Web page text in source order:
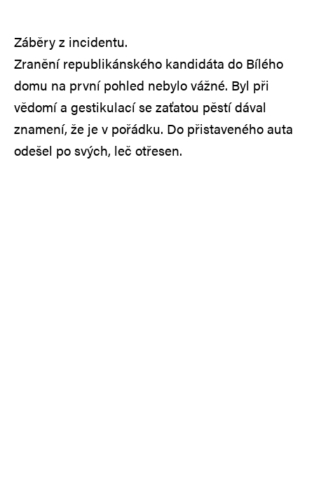
Záběry z incidentu.
Zranění republikánského kandidáta do Bílého
domu na první pohled nebylo vážné. Byl při
vědomí a gestikulací se zaťatou pěstí dával
znamení, že je v pořádku. Do přistaveného auta
odešel po svých, leč otřesen.